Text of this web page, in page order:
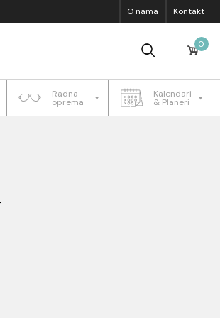
O nama Kontakt
0
Radna
oprema
Kalendari
& Planeri